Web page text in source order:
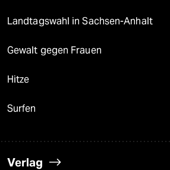
Landtagswahl in Sachsen-Anhalt
Gewalt gegen Frauen
Hitze
Surfen
Verlag